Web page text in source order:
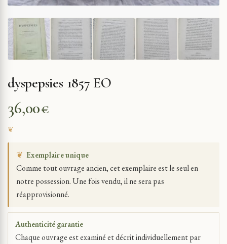
dyspepsies 1857 EO
36,00€
❦ Exemplaire unique
Comme tout ouvrage ancien, cet exemplaire est le seul en
notre possession. Une fois vendu, il ne sera pas
réapprovisionné.
Authenticité garantie
Chaque ouvrage est examiné et décrit individuellement par